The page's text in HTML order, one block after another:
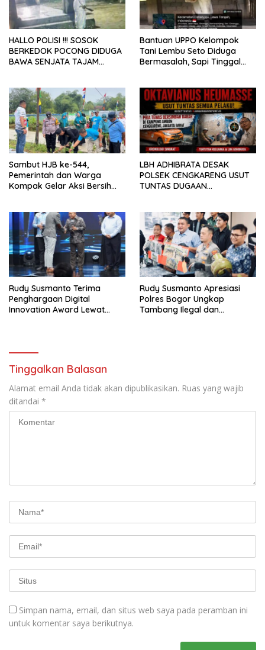
HALLO POLISI !!! SOSOK
BERKEDOK POCONG DIDUGA
BAWA SENJATA TAJAM
LEBONG
Bantuan UPPO Kelompok
Tani Lembu Seto Diduga
Bermasalah, Sapi Tinggal
Sambut HJB ke-544,
Pemerintah dan Warga
Kompak Gelar Aksi Bersih
LBH ADHIBRATA DESAK
POLSEK CENGKARENG USUT
TUNTAS DUGAAN
Rudy Susmanto Terima
Penghargaan Digital
Innovation Award Lewat
Rudy Susmanto Apresiasi
Polres Bogor Ungkap
Tambang Ilegal dan
Tinggalkan Balasan
Alamat email Anda tidak akan dipublikasikan. Ruas yang wajib
ditandai *
Simpan nama, email, dan situs web saya pada peramban ini
untuk komentar saya berikutnya.